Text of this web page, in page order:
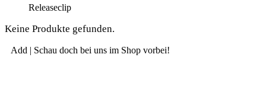
Release­clip
Kei­ne Pro­duk­te gefunden.
Add | Schau doch bei uns im Shop vorbei!